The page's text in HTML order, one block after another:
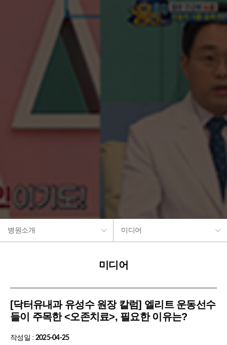
병원소개 미디어
미디어
[닥터유내과 유성수 원장 칼럼] 엘리트 운동선수
들이 주목한 <오존치료>, 필요한 이유는?
작성일 : 2025-04-25